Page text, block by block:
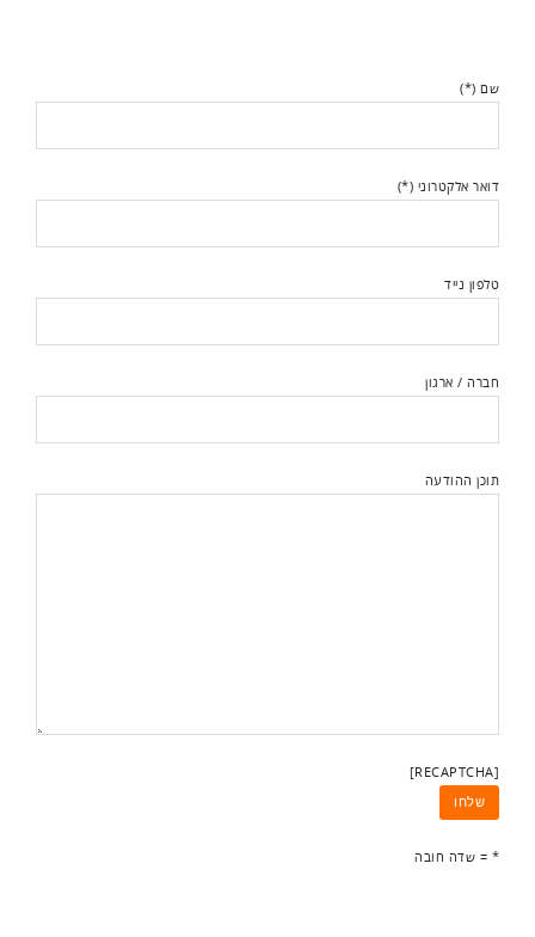
שם (*)
דואר אלקטרוני (*)
טלפון נייד
חברה / ארגון
תוכן ההודעה
[RECAPTCHA]
* = שדה חובה